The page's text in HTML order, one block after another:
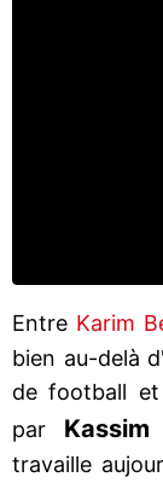
Entre Karim
bien au-delà
de football
par Kassim
travaille